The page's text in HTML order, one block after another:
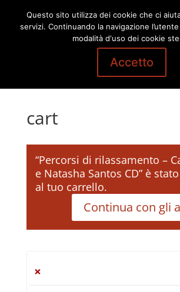
cart
“Percorsi di rilassamento –
e Natasha Santos CD” è
al tuo carrello.
Continua con gli
×
Questo sito utilizza dei cookie che ci
servizi. Continuando la navigazione
modalità d'uso dei cookie
Accetto